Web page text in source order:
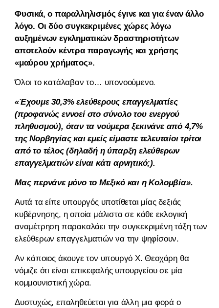
Φυσικά, ο παραλληλισμός έγινε και για έναν άλλο
λόγο. Οι δύο συγκεκριμένες χώρες λόγω
αυξημένων εγκληματικών δραστηριοτήτων
αποτελούν κέντρα παραγωγής και χρήσης
«μαύρου χρήματος».
Όλοι το κατάλαβαν το… υπονοούμενο.
«Έχουμε 30,3% ελεύθερους επαγγελματίες
(προφανώς εννοεί στο σύνολο του ενεργού
πληθυσμού), όταν τα νούμερα ξεκινάνε από 4,7%
της Νορβηγίας και εμείς είμαστε τελευταίοι τρίτοι
από το τέλος (δηλαδή η ύπαρξη ελεύθερων
επαγγελματιών είναι κάτι αρνητικό;).
Μας περνάνε μόνο το Μεξικό και η Κολομβία».
Αυτά τα είπε υπουργός υποτίθεται μίας δεξιάς
κυβέρνησης, η οποία μάλιστα σε κάθε εκλογική
αναμέτρηση παρακαλάει την συγκεκριμένη τάξη των
ελεύθερων επαγγελματιών να την ψηφίσουν.
Αν κάποιος άκουγε τον υπουργό Χ. Θεοχάρη θα
νόμιζε ότι είναι επικεφαλής υπουργείου σε μία
κομμουνιστική χώρα.
Δυστυχώς, επαληθεύεται για άλλη μια φορά ο